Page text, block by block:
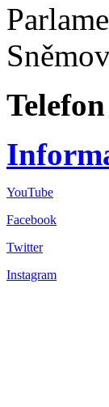
YouTube
Facebook
Twitter
Instagram